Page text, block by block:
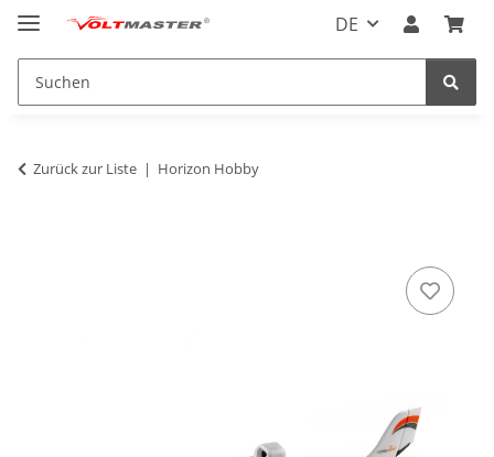
DE
Zurück zur Liste Horizon Hobby